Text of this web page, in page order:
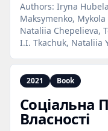
Authors: Iryna
Maksymenko,
Nataliia Chepelieva,
I.I. Tkachuk, Nataliia
2021 Book
Соціальна
Власності